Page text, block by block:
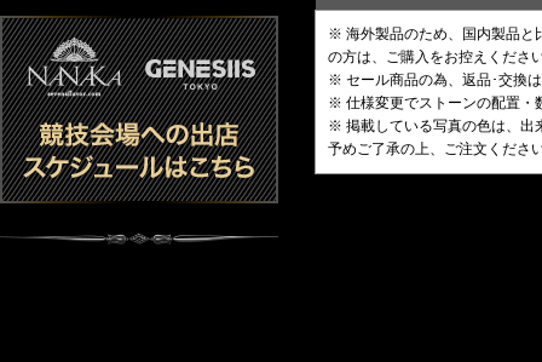
※ 海外製品のため、国内製品と
の方は、ご購入をお控えくださ
※ セール商品の為、返品･交換
※ 仕様変更でストーンの配置・
※ 掲載している写真の色は、出
予めご了承の上、ご注文くださ